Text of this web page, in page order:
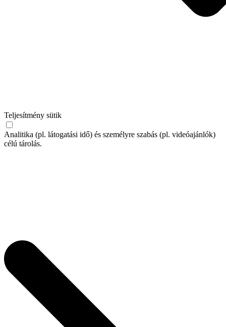
Teljesítmény sütik
Analitika (pl. látogatási idő) és személyre szabás (pl. videóajánlók)
célú tárolás.